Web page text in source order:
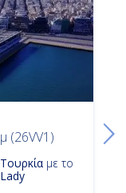
(26VV1)
με το